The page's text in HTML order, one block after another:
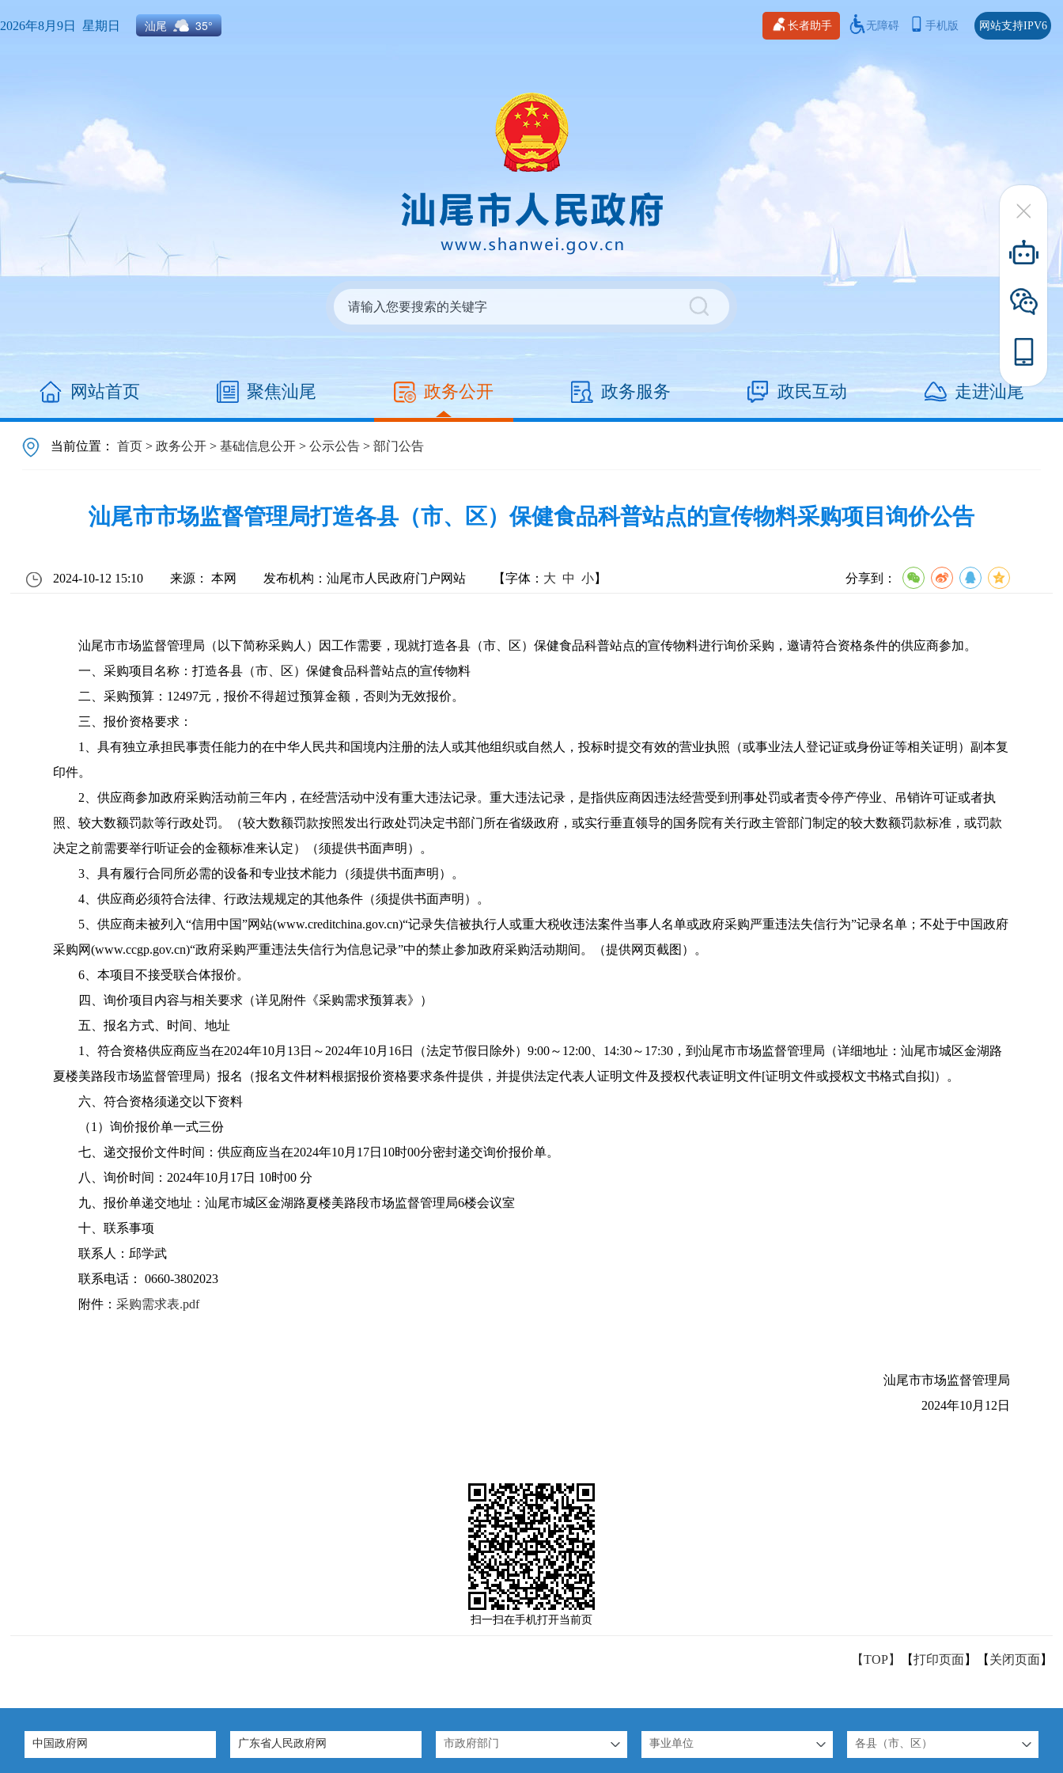
2026年8月9日 星期日 汕尾 35° 长者助手 无障碍 手机版 网站支持IPV6
网站首页 聚焦汕尾 政务公开 政务服务 政民互动 走进汕尾
当前位置：首页 >政务公开 >基础信息公开 >公示公告 >部门公告
汕尾市市场监督管理局打造各县（市、区）保健食品科普站点的宣传物料采购项目询价公告
2024-10-12 15:10 来源： 本网 发布机构：汕尾市人民政府门户网站 【字体： 大 中 小】 分享到：
汕尾市市场监督管理局（以下简称采购人）因工作需要，现就打造各县（市、区）保健食品科普站点的宣传物料进行询价采购，邀请符合资格条件的供应商参加。
一、采购项目名称：打造各县（市、区）保健食品科普站点的宣传物料
二、采购预算：12497元，报价不得超过预算金额，否则为无效报价。
三、报价资格要求：
1、具有独立承担民事责任能力的在中华人民共和国境内注册的法人或其他组织或自然人，投标时提交有效的营业执照（或事业法人登记证或身份证等相关证明）副本复
印件。
2、供应商参加政府采购活动前三年内，在经营活动中没有重大违法记录。重大违法记录，是指供应商因违法经营受到刑事处罚或者责令停产停业、吊销许可证或者执
照、较大数额罚款等行政处罚。（较大数额罚款按照发出行政处罚决定书部门所在省级政府，或实行垂直领导的国务院有关行政主管部门制定的较大数额罚款标准，或罚款
决定之前需要举行听证会的金额标准来认定）（须提供书面声明）。
3、具有履行合同所必需的设备和专业技术能力（须提供书面声明）。
4、供应商必须符合法律、行政法规规定的其他条件（须提供书面声明）。
5、供应商未被列入“信用中国”网站(www.creditchina.gov.cn)“记录失信被执行人或重大税收违法案件当事人名单或政府采购严重违法失信行为”记录名单；不处于中国政府
采购网(www.ccgp.gov.cn)“政府采购严重违法失信行为信息记录”中的禁止参加政府采购活动期间。（提供网页截图）。
6、本项目不接受联合体报价。
四、询价项目内容与相关要求（详见附件《采购需求预算表》）
五、报名方式、时间、地址
1、符合资格供应商应当在2024年10月13日～2024年10月16日（法定节假日除外）9:00～12:00、14:30～17:30，到汕尾市市场监督管理局（详细地址：汕尾市城区金湖路
夏楼美路段市场监督管理局）报名（报名文件材料根据报价资格要求条件提供，并提供法定代表人证明文件及授权代表证明文件[证明文件或授权文书格式自拟]）。
六、符合资格须递交以下资料
（1）询价报价单一式三份
七、递交报价文件时间：供应商应当在2024年10月17日10时00分密封递交询价报价单。
八、询价时间：2024年10月17日 10时00 分
九、报价单递交地址：汕尾市城区金湖路夏楼美路段市场监督管理局6楼会议室
十、联系事项
联系人：邱学武
联系电话： 0660-3802023
附件：采购需求表.pdf
汕尾市市场监督管理局
2024年10月12日
扫一扫在手机打开当前页
【TOP】 【打印页面】【 关闭页面】
中国政府网 广东省人民政府网 市政府部门 事业单位 各县（市、区）